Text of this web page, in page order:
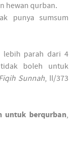
hewan qurban.
punya sumsum
lebih parah dari 4
boleh untuk
Sunnah, II/373
untuk berqurban,